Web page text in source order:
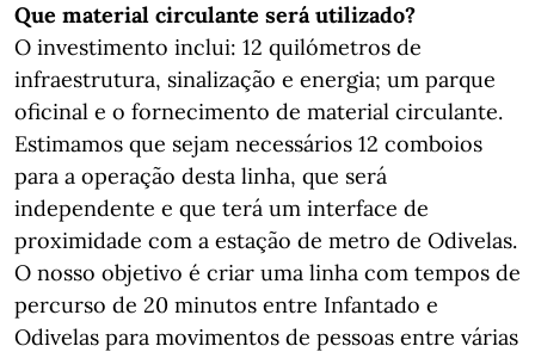
Que material circulante será utilizado?
O investimento inclui: 12 quilómetros de
infraestrutura, sinalização e energia; um parque
oficinal e o fornecimento de material circulante.
Estimamos que sejam necessários 12 comboios
para a operação desta linha, que será
independente e que terá um interface de
proximidade com a estação de metro de Odivelas.
O nosso objetivo é criar uma linha com tempos de
percurso de 20 minutos entre Infantado e
Odivelas para movimentos de pessoas entre várias